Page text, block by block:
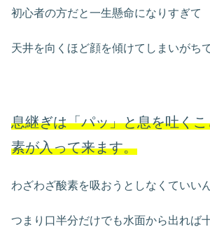
初心者の方だと一生懸命になりすぎて
天井を向くほど顔を傾けてしまいがち
息継ぎは「パッ」と息を吐く
素が入って来ます。
わざわざ酸素を吸おうとしなくていい
つまり口半分だけでも水面から出れば